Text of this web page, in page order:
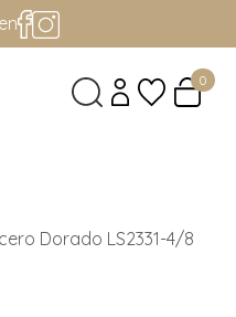
0
Dorado LS2331-4/8